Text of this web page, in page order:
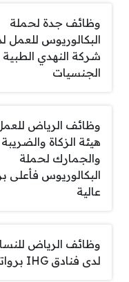
وظائف جدة لحملة
البكالوريوس للعمل
شركة النهدي
الجنسيات
وظائف الرياض
هيئة الزكاة والضريبة
والجمارك لحملة
البكالوريوس فأعلى
عالية
وظائف الرياض
لدى فنادق IHG برواتب عالية